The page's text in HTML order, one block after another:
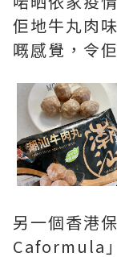
佢地牛丸肉
嘅感覺，令
另一個香港
Caformula